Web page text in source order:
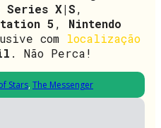
Series X|S,
5 , Nintendo
com localização
. Não Perca!
Stars, The Messenger